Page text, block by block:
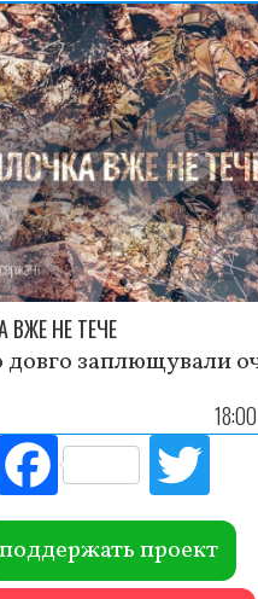
ВЖЕ НЕ ТЕЧЕ
заплющували
Fac
ebo
ok r
поддержать проект